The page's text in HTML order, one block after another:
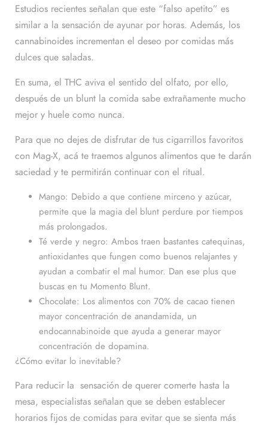
Estudios recientes señalan que este “falso apetito” es
similar a la sensación de ayunar por horas. Además, los
cannabinoides incrementan el deseo por comidas más
dulces que saladas.
En suma, el THC aviva el sentido del olfato, por ello,
después de un blunt la comida sabe extrañamente mucho
mejor y huele como nunca.
Para que no dejes de disfrutar de tus cigarrillos favoritos
con Mag-X, acá te traemos algunos alimentos que te darán
saciedad y te permitirán continuar con el ritual.
Mango: Debido a que contiene mirceno y azúcar,
permite que la magia del blunt perdure por tiempos
más prolongados.
Té verde y negro: Ambos traen bastantes catequinas,
antioxidantes que fungen como buenos relajantes y
ayudan a combatir el mal humor. Dan ese plus que
buscas en tu Momento Blunt.
Chocolate: Los alimentos con 70% de cacao tienen
mayor concentración de anandamida, un
endocannabinoide que ayuda a generar mayor
concentración de dopamina.
¿Cómo evitar lo inevitable?
Para reducir la sensación de querer comerte hasta la
mesa, especialistas señalan que se deben establecer
horarios fijos de comidas para evitar que se sienta más